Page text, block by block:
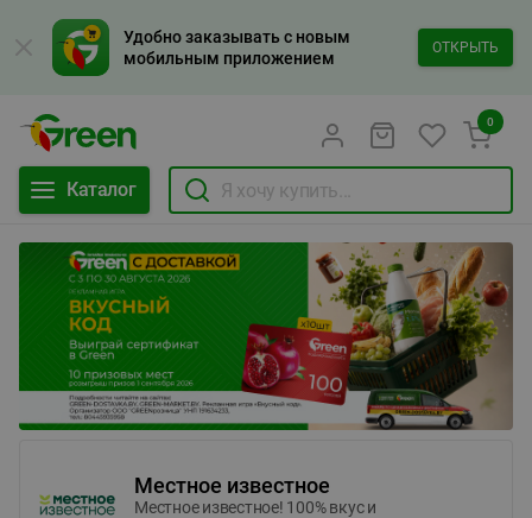
Удобно заказывать с новым
мобильным приложением
ОТКРЫТЬ
Каталог
0
Местное известное
Местное известное! 100% вкус и